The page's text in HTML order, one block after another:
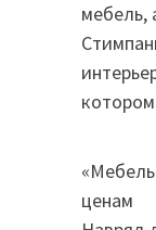
мебель,
ценам